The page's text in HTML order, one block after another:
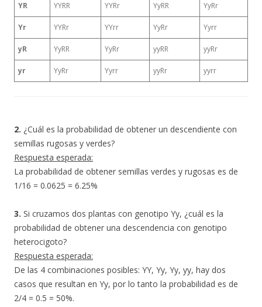
YR YYRR YYRr YyRR YyRr
Yr YYRr YYrr YyRr Yyrr
yR YyRR YyRr yyRR yyRr
yr YyRr Yyrr yyRr yyrr
2. ¿Cuál es la probabilidad de obtener un descendiente con
semillas rugosas y verdes?
Respuesta esperada:
La probabilidad de obtener semillas verdes y rugosas es de
1/16 = 0.0625 = 6.25%
3. Si cruzamos dos plantas con genotipo Yy, ¿cuál es la
probabilidad de obtener una descendencia con genotipo
heterocigoto?
Respuesta esperada:
De las 4 combinaciones posibles: YY, Yy, Yy, yy, hay dos
casos que resultan en Yy, por lo tanto la probabilidad es de
2/4 = 0.5 = 50%.